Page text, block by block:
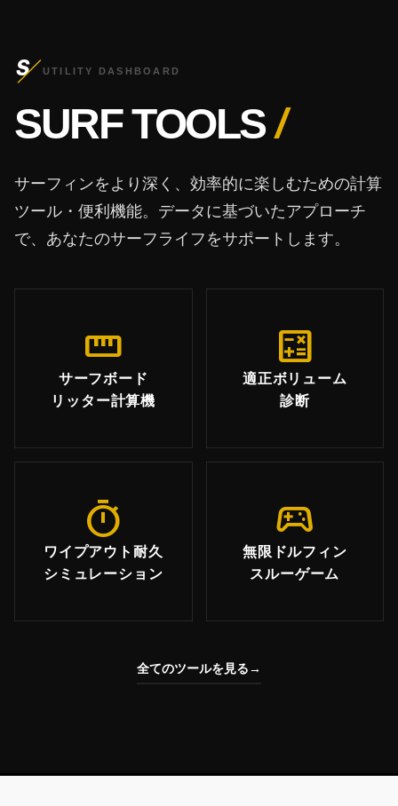
S UTILITY DASHBOARD
SURF TOOLS/
サーフィンをより深く、効率的に楽しむための計算
ツール・便利機能。データに基づいたアプローチ
で、あなたのサーフライフをサポートします。
straighten
サーフボード
リッター計算機
calculate
適正ボリューム
診断
timer
ワイプアウト耐久
シミュレーション
sports_esports
無限ドルフィン
スルーゲーム
全てのツールを見る→